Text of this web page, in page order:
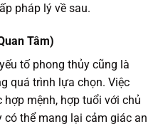
pháp lý về sau.
Tâm)
tố phong thủy cũng là
quá trình lựa chọn. Việc
mệnh, hợp tuổi với chủ
thể mang lại cảm giác an